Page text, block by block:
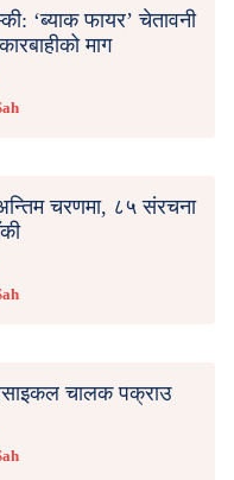
‘ब्याक फायर’ चेतावनी
माग
चरणमा, ८५ संरचना
चालक पक्राउ